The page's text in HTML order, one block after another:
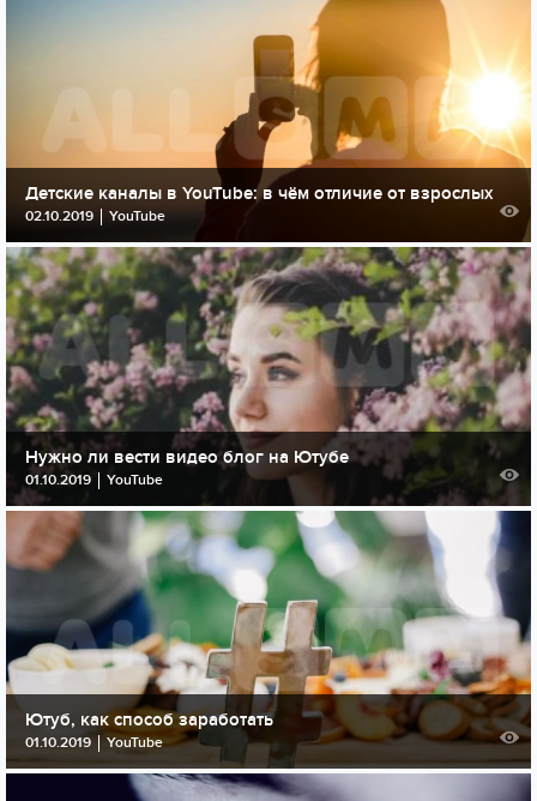
Детские каналы в YouTube: в чём отличие от взрослых
02.10.2019 YouTube
Нужно ли вести видео блог на Ютубе
01.10.2019 YouTube
Ютуб, как способ заработать
01.10.2019 YouTube